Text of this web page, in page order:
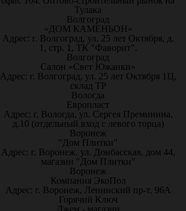
Тулака
Волгоград
«ДОМ КАМЕНЬОН»
Адрес: г. Волгоград, ул. 25 лет Октября, д.
1, стр. 1, ТК "Фаворит".
Волгоград
Салон «Свет Южанки»
Адрес: г. Волгоград, ул. 25 лет Октября 1Ц,
склад ТР
Вологда
Европласт
Адрес: г. Вологда, ул. Сергея Преминина,
д.10 (отдельный вход с левого торца)
Воронеж
"Дом Плитки"
Адрес: г. Воронеж. ул. Донбасская, дом 44,
магазин "Дом Плитки"
Воронеж
Компания ЭкоПол
Адрес: г. Воронеж, Ленинский пр-т, 96А
Горячий Ключ
Джем - магазин